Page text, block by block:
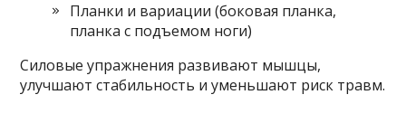
Планки и вариации (боковая планка,
планка с подъемом ноги)
Силовые упражнения развивают мышцы,
улучшают стабильность и уменьшают риск травм.